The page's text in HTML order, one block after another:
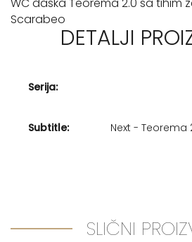
Scarabeo
DETALJI
Serija:
Subtitle: Next - Teorema
SLIČNI